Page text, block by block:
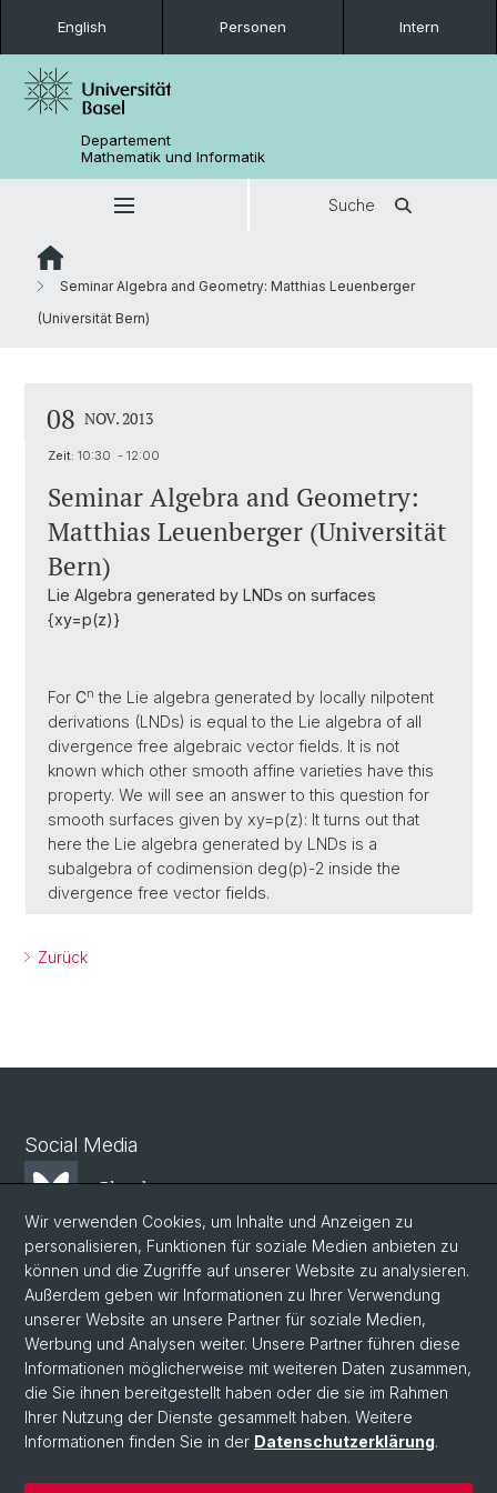
English Personen Intern
Departement
Mathematik und Informatik
Suche
Seminar Algebra and Geometry: Matthias Leuenberger
(Universität Bern)
08 NOV. 2013
Zeit: 10:30 - 12:00
Seminar Algebra and Geometry:
Matthias Leuenberger (Universität
Bern)
Lie Algebra generated by LNDs on surfaces
{xy=p(z)}
For Cn the Lie algebra generated by locally nilpotent
derivations (LNDs) is equal to the Lie algebra of all
divergence free algebraic vector fields. It is not
known which other smooth affine varieties have this
property. We will see an answer to this question for
smooth surfaces given by xy=p(z): It turns out that
here the Lie algebra generated by LNDs is a
subalgebra of codimension deg(p)-2 inside the
divergence free vector fields.
Zurück
Social Media
Bluesky
Mastodon
LinkedIn
Instagram
© Universität Basel
Wir verwenden Cookies, um Inhalte und Anzeigen zu
personalisieren, Funktionen für soziale Medien anbieten zu
können und die Zugriffe auf unserer Website zu analysieren.
Außerdem geben wir Informationen zu Ihrer Verwendung
unserer Website an unsere Partner für soziale Medien,
Werbung und Analysen weiter. Unsere Partner führen diese
Informationen möglicherweise mit weiteren Daten zusammen,
die Sie ihnen bereitgestellt haben oder die sie im Rahmen
Ihrer Nutzung der Dienste gesammelt haben. Weitere
Informationen finden Sie in der Datenschutzerklärung.